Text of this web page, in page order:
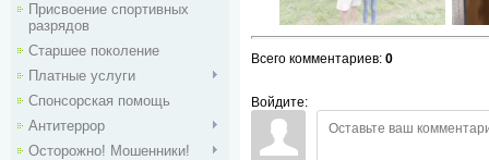
Присвоение спортивных
разрядов
Старшее поколение
Платные услуги
Спонсорская помощь
Антитеррор
Осторожно! Мошенники!
Всего комментариев: 0
Войдите: